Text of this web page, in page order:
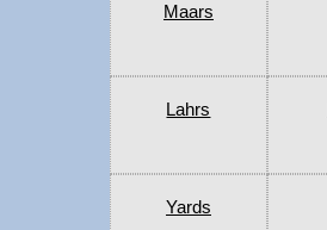
Maars
Lahrs
Yards